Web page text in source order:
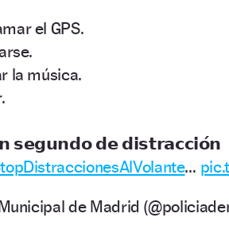
el GPS.
la música.
𝘀𝗲𝗴𝘂𝗻𝗱𝗼 𝗱𝗲 𝗱𝗶𝘀𝘁𝗿𝗮𝗰𝗰𝗶𝗼́𝗻
…
de Madrid